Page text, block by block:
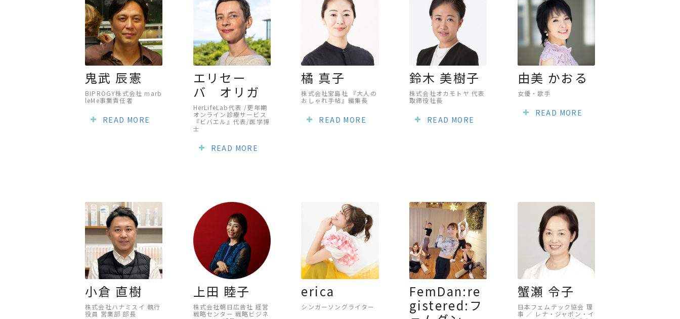
鬼武 辰憲
BIPROGY株式会社 marb
leMe事業責任者
READ MORE
エリセー
バ オリガ
HerLifeLab代表 /更年期
オンライン診療サービス
『ビバエル』代表/医学博
士
READ MORE
橘 真子
株式会社宝島社 『大人の
おしゃれ手帖』編集長
READ MORE
鈴木 美樹子
株式会社オカモトヤ 代表
取締役社長
READ MORE
由美 かおる
女優・歌手
READ MORE
小倉 直樹
株式会社ハナミスイ 執行
役員 営業部 部長
上田 睦子
株式会社朝日広告社 経営
戦略センター 戦略ビジネ
erica
シンガーソングライター
FemDan:re
gistered:フ
蟹瀬 令子
日本フェムテック協会 理
事 ／ レナ・ジャポン・イ